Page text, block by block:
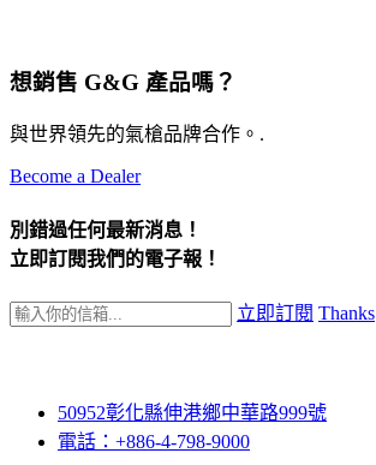
想銷售 G&G 產品嗎？
與世界領先的氣槍品牌合作。.
Become a Dealer
別錯過任何最新消息！
立即訂閱我們的電子報！
立即訂閱 Thanks
50952彰化縣伸港鄉中華路999號
電話：+886-4-798-9000